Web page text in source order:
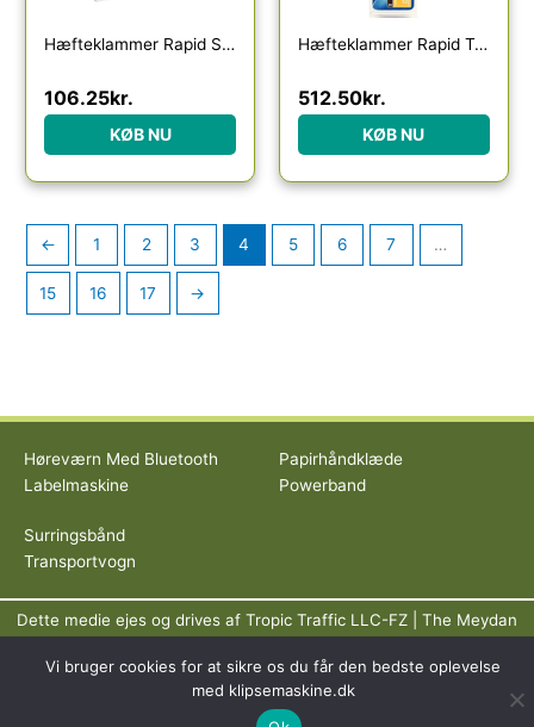
Hæfteklammer Rapid SuperStrong 66/8+ galvaniseret æske a 5.000 stk.
106.25kr.
KØB NU
Hæfteklammer Rapid Tools 13/10 galvaniserede 1100s
512.50kr.
KØB NU
← 1 2 3 4 5 6 7 …
15 16 17 →
Høreværn Med Bluetooth
Labelmaskine
Papirhåndklæde
Powerband
Surringsbånd
Transportvogn
Dette medie ejes og drives af Tropic Traffic LLC-FZ | The Meydan
Copyright © 2026 Klipsemaskine | All rights reserved
Vi bruger cookies for at sikre os du får den bedste oplevelse
med klipsemaskine.dk